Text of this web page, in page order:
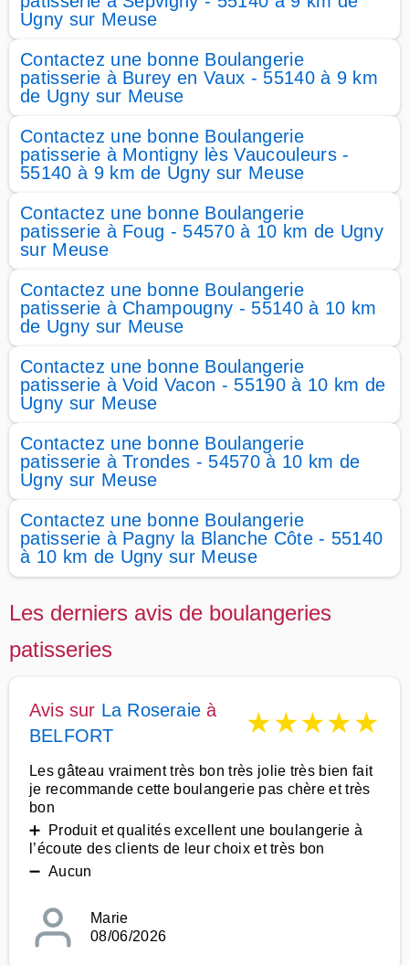
Ugny sur Meuse
Contactez une bonne Boulangerie
patisserie à Burey en Vaux - 55140 à 9 km
de Ugny sur Meuse
Contactez une bonne Boulangerie
patisserie à Montigny lès Vaucouleurs -
55140 à 9 km de Ugny sur Meuse
Contactez une bonne Boulangerie
patisserie à Foug - 54570 à 10 km de Ugny
sur Meuse
Contactez une bonne Boulangerie
patisserie à Champougny - 55140 à 10 km
de Ugny sur Meuse
Contactez une bonne Boulangerie
patisserie à Void Vacon - 55190 à 10 km de
Ugny sur Meuse
Contactez une bonne Boulangerie
patisserie à Trondes - 54570 à 10 km de
Ugny sur Meuse
Contactez une bonne Boulangerie
patisserie à Pagny la Blanche Côte - 55140
à 10 km de Ugny sur Meuse
Les derniers avis de boulangeries
patisseries
Avis sur La Roseraie à
BELFORT
★★★★★
Les gâteau vraiment très bon très jolie très bien fait
je recommande cette boulangerie pas chère et très
bon
➕ Produit et qualités excellent une boulangerie à
l’écoute des clients de leur choix et très bon
➖ Aucun
Marie
08/06/2026